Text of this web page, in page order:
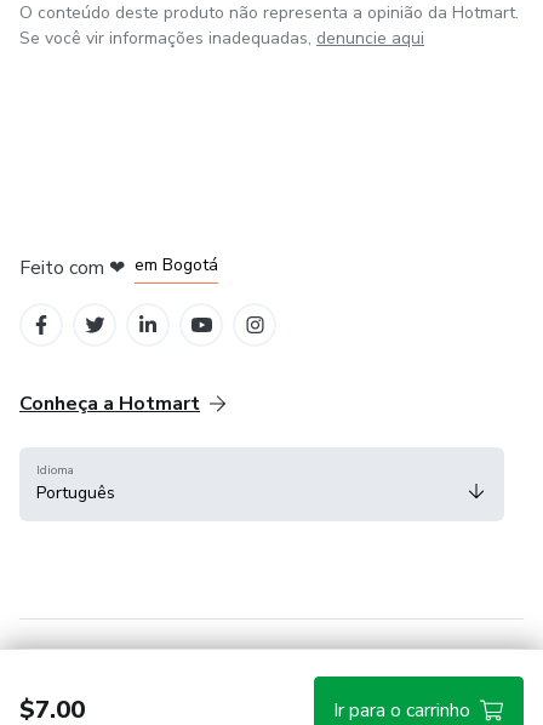
$7.00 Ir para o carrinho
O conteúdo deste produto não representa a opinião da Hotmart.
Se você vir informações inadequadas, denuncie aqui
Feito com ❤ em Bogotá
Conheça a Hotmart
Idioma
Português